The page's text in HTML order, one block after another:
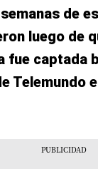
de
luego de
fue captada
Telemundo